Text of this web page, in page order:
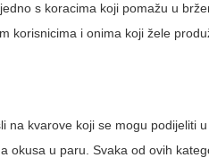
s koracima koji pomažu u
korisnicima i onima koji žele
kvarove koji se mogu podijeliti
okusa u paru. Svaka od ovih